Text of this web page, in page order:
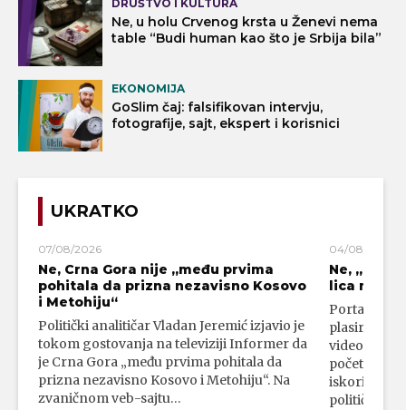
DRUŠTVO I KULTURA
Ne, u holu Crvenog krsta u Ženevi nema
table “Budi human kao što je Srbija bila”
EKONOMIJA
GoSlim čaj: falsifikovan intervju,
fotografije, sajt, ekspert i korisnici
UKRATKO
07/08/2026
Ne, Crna Gora nije „među prvima
pohitala da prizna nezavisno Kosovo
i Metohiju“
Politički analitičar Vladan Jeremić izjavio je
tokom gostovanja na televiziji Informer da
je Crna Gora „među prvima pohitala da
prizna nezavisno Kosovo i Metohiju“. Na
zvaničnom veb-sajtu…
04/08/2026
Ne,
lica
Portal 24
plasirali su
video-
početka
iskorišćava
političkim